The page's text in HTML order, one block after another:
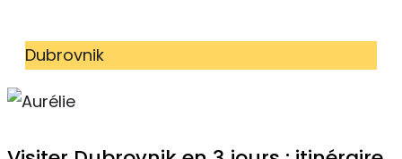
Dubrovnik